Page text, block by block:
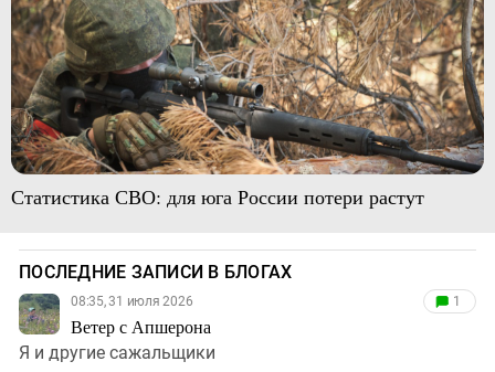
Статистика СВО: для юга России потери растут
ПОСЛЕДНИЕ ЗАПИСИ В БЛОГАХ
08:35, 31 июля 2026
Ветер с Апшерона
1
Я и другие сажальщики